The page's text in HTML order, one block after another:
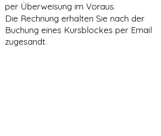
per Überweisung im Voraus.
Die Rechnung erhalten Sie nach der
Buchung eines Kursblockes per Email
zugesandt.